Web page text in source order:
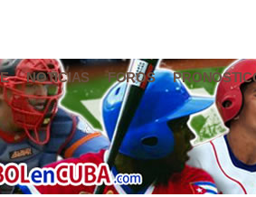
NOTICIAS FOROS